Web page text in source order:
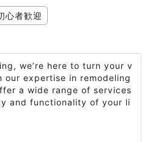
心者歓迎
we’re here to turn your v
our expertise in remodeling
a wide range of services
and functionality of your li